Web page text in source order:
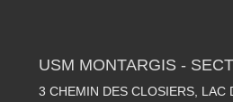
USM MONTARGIS -
3 CHEMIN DES CLOSIERS, LAC